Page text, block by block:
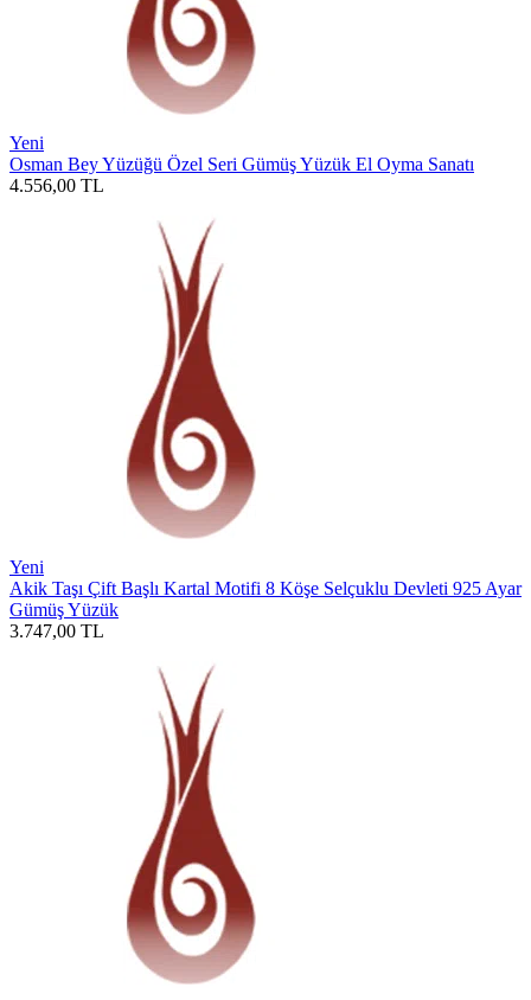
Yeni
Osman Bey Yüzüğü Özel Seri Gümüş Yüzük El Oyma Sanatı
4.556,00 TL
Yeni
Akik Taşı Çift Başlı Kartal Motifi 8 Köşe Selçuklu Devleti 925 Ayar
Gümüş Yüzük
3.747,00 TL